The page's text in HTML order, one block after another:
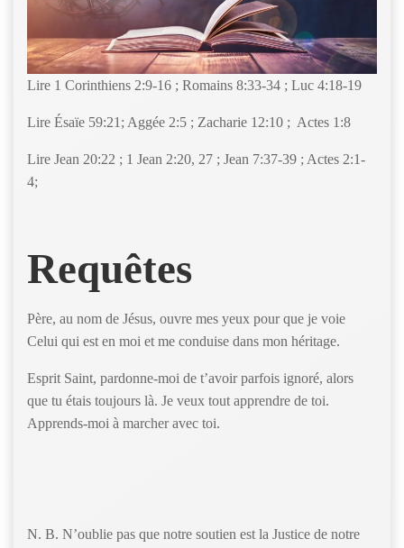
Lire 1 Corinthiens 2:9-16 ; Romains 8:33-34 ; Luc 4:18-19
Lire Ésaïe 59:21; Aggée 2:5 ; Zacharie 12:10 ; Actes 1:8
Lire Jean 20:22 ; 1 Jean 2:20, 27 ; Jean 7:37-39 ; Actes 2:1-
4;
Requêtes
Père, au nom de Jésus, ouvre mes yeux pour que je voie
Celui qui est en moi et me conduise dans mon héritage.
Esprit Saint, pardonne-moi de t’avoir parfois ignoré, alors
que tu étais toujours là. Je veux tout apprendre de toi.
Apprends-moi à marcher avec toi.
N. B. N’oublie pas que notre soutien est la Justice de notre